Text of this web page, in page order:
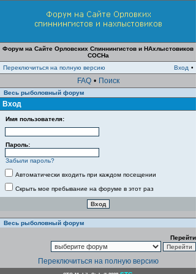
Форум на Сайте Орловских Спиннингистов и НАхлыстовиков
СОСНа
Переключиться на полную версию
Вход •
FAQ • Поиск
Весь рыболовный форум
Вход
Имя пользователя:
Пароль:
Забыли пароль?
Автоматически входить при каждом посещении
Скрыть мое пребывание на форуме в этот раз
Весь рыболовный форум
Перейти
Переключиться на полную версию